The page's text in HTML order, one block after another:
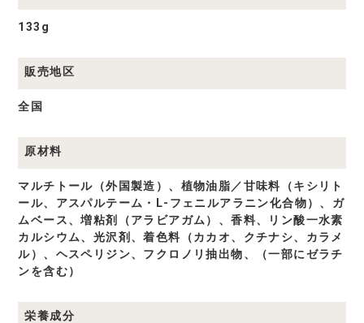
133g
販売地区
全国
原材料
マルチトール（外国製造）、植物油脂／甘味料（キシリト
ール、アスパルテーム・L-フェニルアラニン化合物）、ガ
ムベース、増粘剤（アラビアガム）、香料、リン酸一水素
カルシウム、光沢剤、着色料（カカオ、クチナシ、カラメ
ル）、ヘスペリジン、フクロノリ抽出物、（一部にゼラチ
ンを含む）
栄養成分